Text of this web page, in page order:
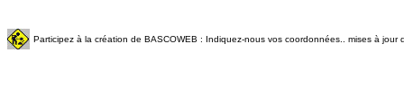
Participez à la création de BASCOWEB : Indiquez-nous vos coordonnées.. mises à jour